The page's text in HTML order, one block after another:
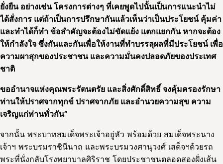
ยั่งยืน อย่างเช่น โครงการต่างๆ ที่เคยพูดไปนั้นเป็นการแนะนำไม่
ได้สั่งการ แต่ถ้าเป็นการปรึกษากันแล้วเห็นว่าเป็นประโยชน์ คุ้มค่า
และทำได้ก็ทำ ข้อสำคัญจะต้องไม่ขัดแย้ง แตกแยกกัน หากจะต้อง
ให้กำลังใจ ซึ่งกันและกันเพื่อให้งานที่ทำบรรลุผลที่มีประโยชน์ เพื่อ
ความผาสุกของประชาชน และความมั่นคงปลอดภัยของประเทศ
ชาติ
ขออำนาจแห่งคุณพระรัตนตรัย และสิ่งศักดิ์สิทธิ์ จงคุ้มครองรักษา
ท่านให้ปราศจากทุกข์ ปราศจากภัย และอำนวยความสุข ความ
เจริญแก่ท่านทั่วกัน”
จากนั้น พระบาทสมเด็จพระเจ้าอยู่หัว พร้อมด้วย สมเด็จพระนาง
เจ้าฯ พระบรมราชินีนาถ และพระบรมวงศานุวงศ์ เสด็จฯด้วยรถ
พระที่นั่งกลับโรงพยาบาลศิริราช โดยประชาชนตลอดสองฝั่งเส้น